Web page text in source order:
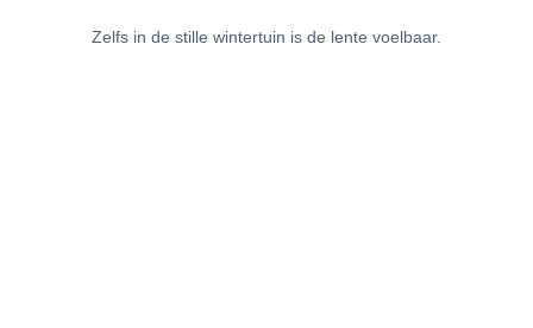
Zelfs in de stille wintertuin is de lente voelbaar.